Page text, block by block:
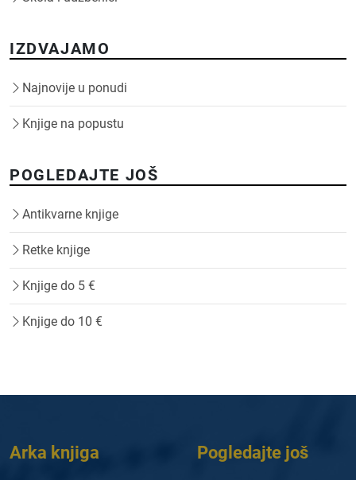
IZDVAJAMO
Najnovije u ponudi
Knjige na popustu
POGLEDAJTE JOŠ
Antikvarne knjige
Retke knjige
Knjige do 5 €
Knjige do 10 €
Arka knjiga Pogledajte još